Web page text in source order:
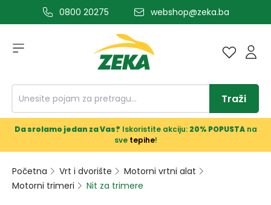
glavni sadržaj0800 20275 webshop@zeka.ba
Traži
Da srolamo jedan za Vas? Iskoristite akciju: 20% POPUSTAna
sve tepihe!
Početna Vrt i dvorište
Motorni vrtni alat
Motorni trimeri
Nit za trimere